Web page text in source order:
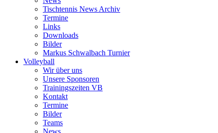
Tischtennis News Archiv
Termine
Links
Downloads
Bilder
Markus Schwalbach Turnier
Volleyball
Wir über uns
Unsere Sponsoren
Trainingszeiten VB
Kontakt
Termine
Bilder
Teams
News